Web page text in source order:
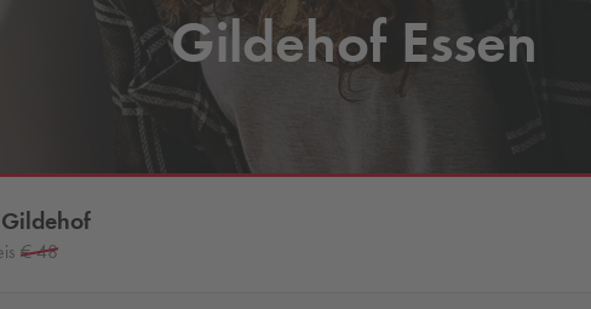
Gildehof Essen
Gildehof
€ 48